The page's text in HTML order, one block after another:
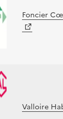
Foncier
Valloire